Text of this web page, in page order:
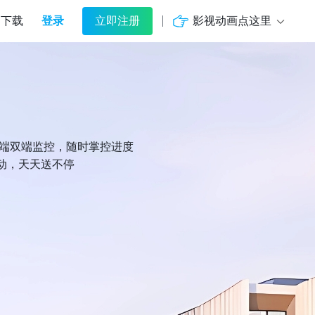
下载 登录 立即注册 影视动画点这里
双端监控，随时掌控进度
，天天送不停